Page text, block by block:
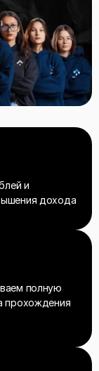
и
дохода
полную
прохождения